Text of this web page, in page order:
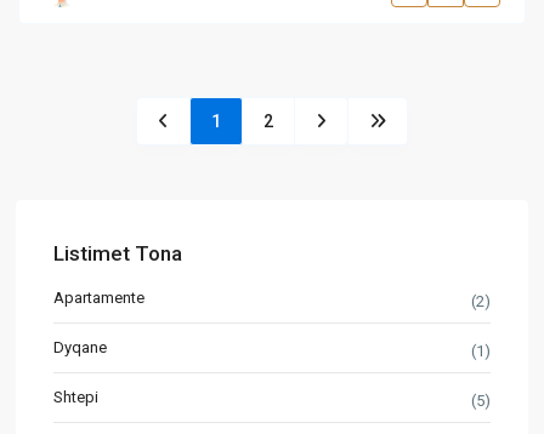
1 2
Listimet Tona
Apartamente (2)
Dyqane (1)
Shtepi (5)